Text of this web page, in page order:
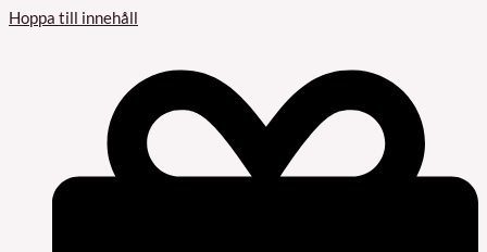
Hoppa till innehåll